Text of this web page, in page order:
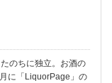
のちに独立。お酒の
に「LiquorPage」の